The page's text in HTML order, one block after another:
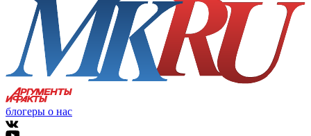
блогеры о нас